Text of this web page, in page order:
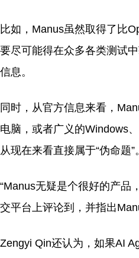
比如，Manus虽然取得了比
要尽可能得在众多各类测试
信息。
同时，从官方信息来看，
电脑，或者广义的Windows
从现在来看直接属于“伪命题”。
“Manus无疑是个很好的产品
交平台上评论到，并指出
Zengyi Qin还认为，如果AI